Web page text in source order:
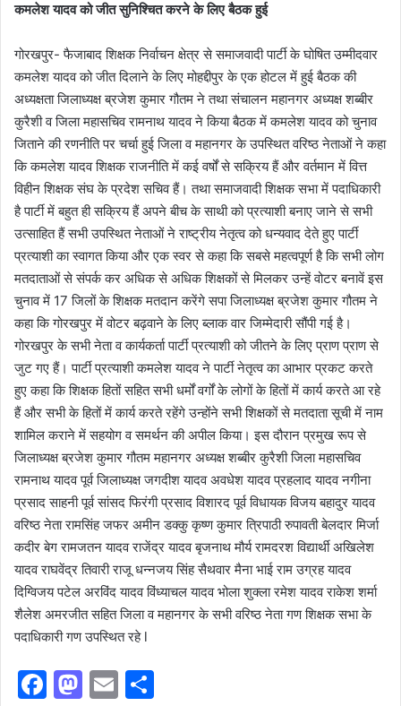
कमलेश यादव को जीत सुनिश्चित करने के लिए बैठक हुई
गोरखपुर- फैजाबाद शिक्षक निर्वाचन क्षेत्र से समाजवादी पार्टी के घोषित उम्मीदवार
कमलेश यादव को जीत दिलाने के लिए मोहद्दीपुर के एक होटल में हुई बैठक की
अध्यक्षता जिलाध्यक्ष ब्रजेश कुमार गौतम ने तथा संचालन महानगर अध्यक्ष शब्बीर
कुरैशी व जिला महासचिव रामनाथ यादव ने किया बैठक में कमलेश यादव को चुनाव
जिताने की रणनीति पर चर्चा हुई जिला व महानगर के उपस्थित वरिष्ठ नेताओं ने कहा
कि कमलेश यादव शिक्षक राजनीति में कई वर्षों से सक्रिय हैं और वर्तमान में वित्त
विहीन शिक्षक संघ के प्रदेश सचिव हैं। तथा समाजवादी शिक्षक सभा में पदाधिकारी
है पार्टी में बहुत ही सक्रिय हैं अपने बीच के साथी को प्रत्याशी बनाए जाने से सभी
उत्साहित हैं सभी उपस्थित नेताओं ने राष्ट्रीय नेतृत्व को धन्यवाद देते हुए पार्टी
प्रत्याशी का स्वागत किया और एक स्वर से कहा कि सबसे महत्वपूर्ण है कि सभी लोग
मतदाताओं से संपर्क कर अधिक से अधिक शिक्षकों से मिलकर उन्हें वोटर बनावें इस
चुनाव में 17 जिलों के शिक्षक मतदान करेंगे सपा जिलाध्यक्ष ब्रजेश कुमार गौतम ने
कहा कि गोरखपुर में वोटर बढ़वाने के लिए ब्लाक वार जिम्मेदारी सौंपी गई है।
गोरखपुर के सभी नेता व कार्यकर्ता पार्टी प्रत्याशी को जीतने के लिए प्राण प्राण से
जुट गए हैं। पार्टी प्रत्याशी कमलेश यादव ने पार्टी नेतृत्व का आभार प्रकट करते
हुए कहा कि शिक्षक हितों सहित सभी धर्मों वर्गों के लोगों के हितों में कार्य करते आ रहे
हैं और सभी के हितों में कार्य करते रहेंगे उन्होंने सभी शिक्षकों से मतदाता सूची में नाम
शामिल कराने में सहयोग व समर्थन की अपील किया। इस दौरान प्रमुख रूप से
जिलाध्यक्ष ब्रजेश कुमार गौतम महानगर अध्यक्ष शब्बीर कुरैशी जिला महासचिव
रामनाथ यादव पूर्व जिलाध्यक्ष जगदीश यादव अवधेश यादव प्रहलाद यादव नगीना
प्रसाद साहनी पूर्व सांसद फिरंगी प्रसाद विशारद पूर्व विधायक विजय बहादुर यादव
वरिष्ठ नेता रामसिंह जफर अमीन डक्कु कृष्ण कुमार त्रिपाठी रुपावती बेलदार मिर्जा
कदीर बेग रामजतन यादव राजेंद्र यादव बृजनाथ मौर्य रामदरश विद्यार्थी अखिलेश
यादव राघवेंद्र तिवारी राजू धन्नजय सिंह सैथवार मैना भाई राम उग्रह यादव
दिग्विजय पटेल अरविंद यादव विंध्याचल यादव भोला शुक्ला रमेश यादव राकेश शर्मा
शैलेश अमरजीत सहित जिला व महानगर के सभी वरिष्ठ नेता गण शिक्षक सभा के
पदाधिकारी गण उपस्थित रहे l
F
M E